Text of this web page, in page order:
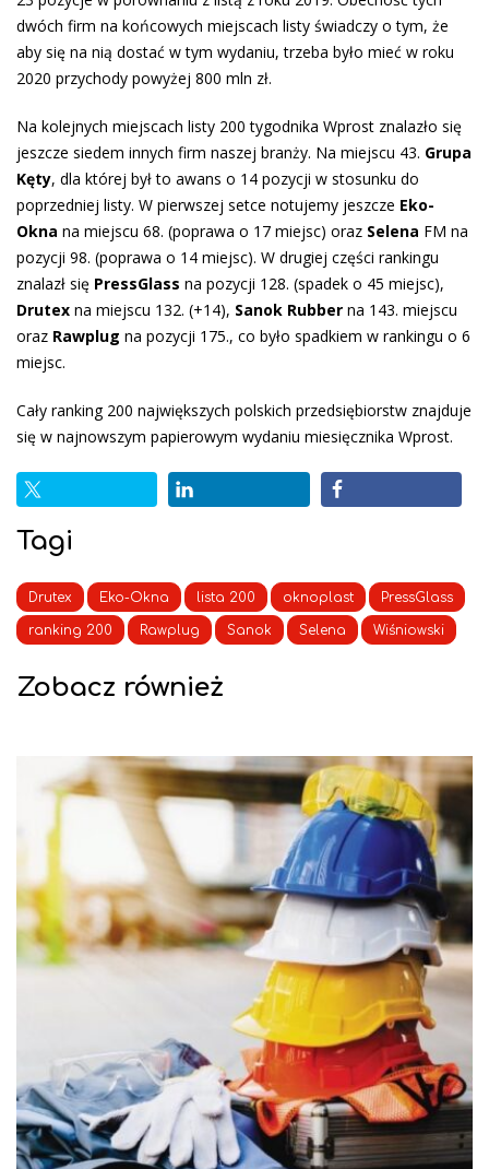
dwóch firm na końcowych miejscach listy świadczy o tym, że
aby się na nią dostać w tym wydaniu, trzeba było mieć w roku
2020 przychody powyżej 800 mln zł.
Na kolejnych miejscach listy 200 tygodnika Wprost znalazło się
jeszcze siedem innych firm naszej branży. Na miejscu 43. Grupa
Kęty, dla której był to awans o 14 pozycji w stosunku do
poprzedniej listy. W pierwszej setce notujemy jeszcze Eko-
Okna na miejscu 68. (poprawa o 17 miejsc) oraz Selena FM na
pozycji 98. (poprawa o 14 miejsc). W drugiej części rankingu
znalazł się PressGlass na pozycji 128. (spadek o 45 miejsc),
Drutex na miejscu 132. (+14), Sanok Rubber na 143. miejscu
oraz Rawplug na pozycji 175., co było spadkiem w rankingu o 6
miejsc.
Cały ranking 200 największych polskich przedsiębiorstw znajduje
się w najnowszym papierowym wydaniu miesięcznika Wprost.
Tagi
Drutex Eko-Okna lista 200 oknoplast PressGlass
ranking 200 Rawplug Sanok Selena Wiśniowski
Zobacz również